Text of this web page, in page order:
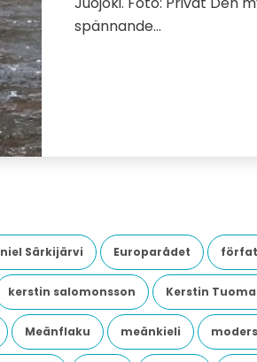
spännande…
Särkijärvi Europarådet
kerstin salomonsson Kerstin
Meänflaku meänkieli